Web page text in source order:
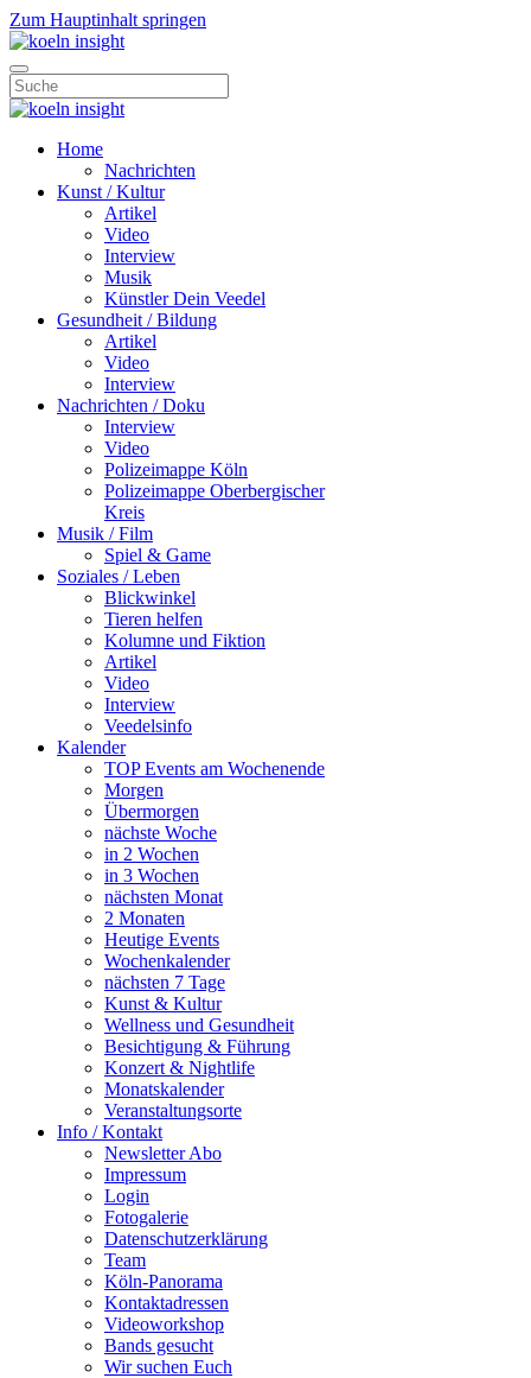
Zum Hauptinhalt springen
Home
Nachrichten
Kunst / Kultur
Artikel
Video
Interview
Musik
Künstler Dein Veedel
Gesundheit / Bildung
Artikel
Video
Interview
Nachrichten / Doku
Interview
Video
Polizeimappe Köln
Polizeimappe Oberbergischer
Kreis
Musik / Film
Spiel & Game
Soziales / Leben
Blickwinkel
Tieren helfen
Kolumne und Fiktion
Artikel
Video
Interview
Veedelsinfo
Kalender
TOP Events am Wochenende
Morgen
Übermorgen
nächste Woche
in 2 Wochen
in 3 Wochen
nächsten Monat
2 Monaten
Heutige Events
Wochenkalender
nächsten 7 Tage
Kunst & Kultur
Wellness und Gesundheit
Besichtigung & Führung
Konzert & Nightlife
Monatskalender
Veranstaltungsorte
Info / Kontakt
Newsletter Abo
Impressum
Login
Fotogalerie
Datenschutzerklärung
Team
Köln-Panorama
Kontaktadressen
Videoworkshop
Bands gesucht
Wir suchen Euch